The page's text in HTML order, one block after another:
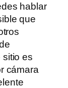
hablar
que
sitio es
cámara